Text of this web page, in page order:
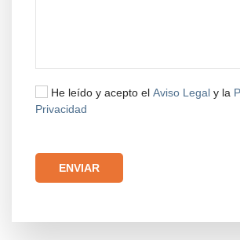
He leído y acepto el Aviso Legal y la
Privacidad